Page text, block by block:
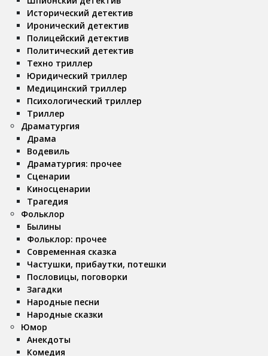
Исторический детектив
Иронический детектив
Полицейский детектив
Политический детектив
Техно триллер
Юридический триллер
Медицинский триллер
Психологический триллер
Триллер
Драматургия
Драма
Водевиль
Драматургия: прочее
Сценарии
Киносценарии
Трагедия
Фольклор
Былины
Фольклор: прочее
Современная сказка
Частушки, прибаутки, потешки
Пословицы, поговорки
Загадки
Народные песни
Народные сказки
Юмор
Анекдоты
Комедия